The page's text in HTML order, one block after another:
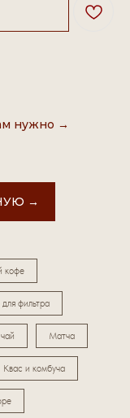
нужно →
→
кофе
фильтра
Матча
Квас и комбуча